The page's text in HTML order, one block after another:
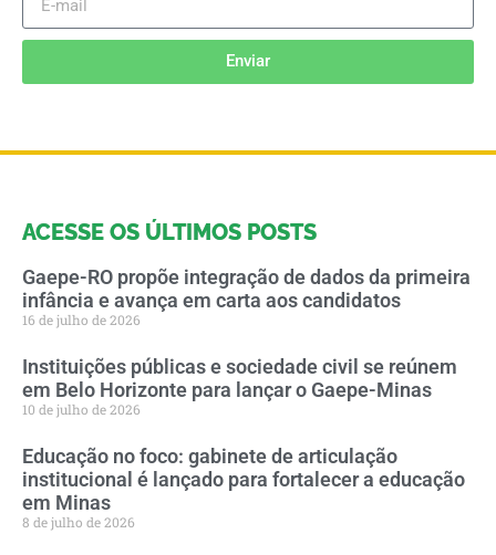
Enviar
ACESSE OS ÚLTIMOS POSTS
Gaepe-RO propõe integração de dados da primeira
infância e avança em carta aos candidatos
16 de julho de 2026
Instituições públicas e sociedade civil se reúnem
em Belo Horizonte para lançar o Gaepe-Minas
10 de julho de 2026
Educação no foco: gabinete de articulação
institucional é lançado para fortalecer a educação
em Minas
8 de julho de 2026